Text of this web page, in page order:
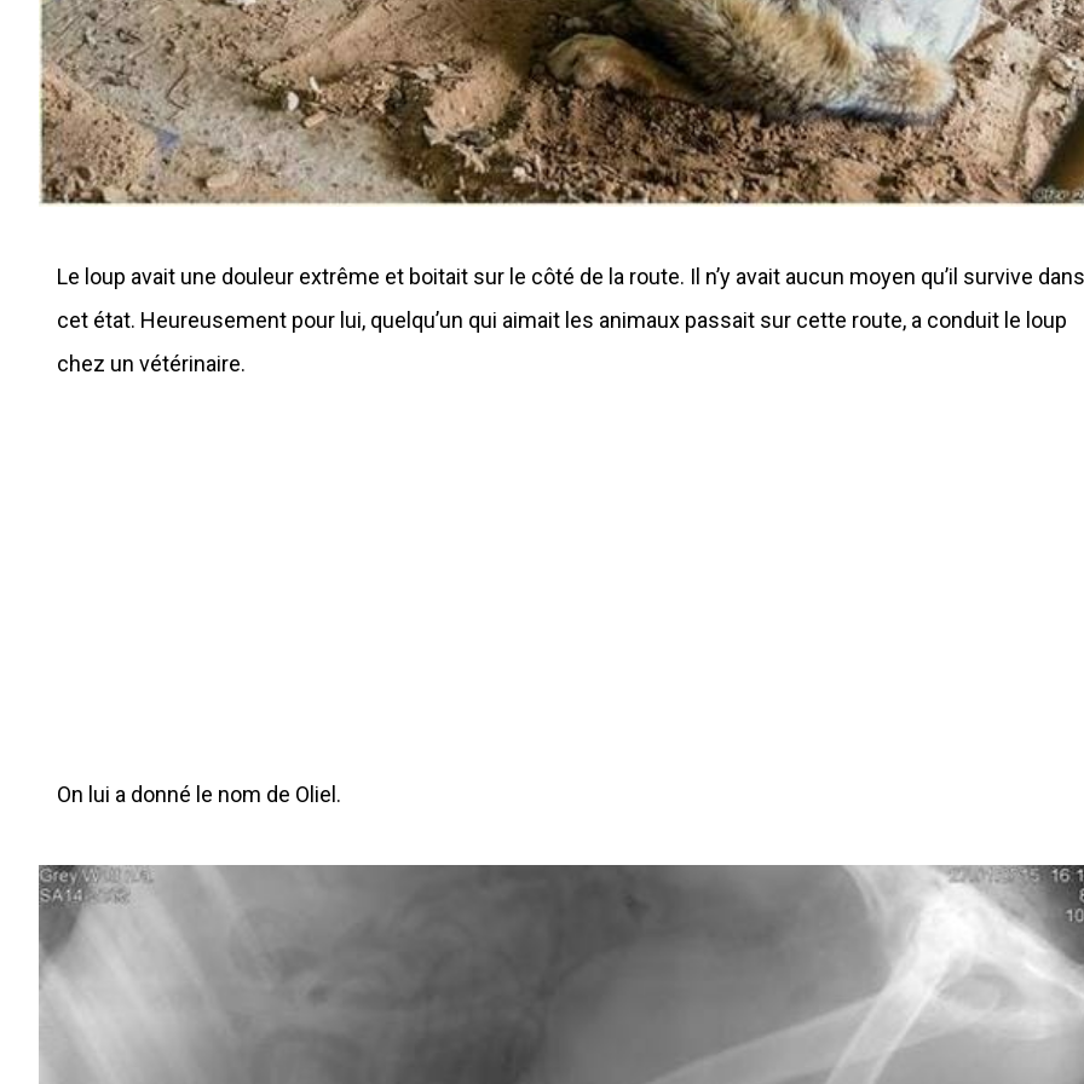
Le loup avait une douleur extrême et boitait sur le côté de la route. Il n’y avait aucun moyen qu’il survive dans
cet état. Heureusement pour lui, quelqu’un qui aimait les animaux passait sur cette route, a conduit le loup
chez un vétérinaire.
On lui a donné le nom de Oliel.